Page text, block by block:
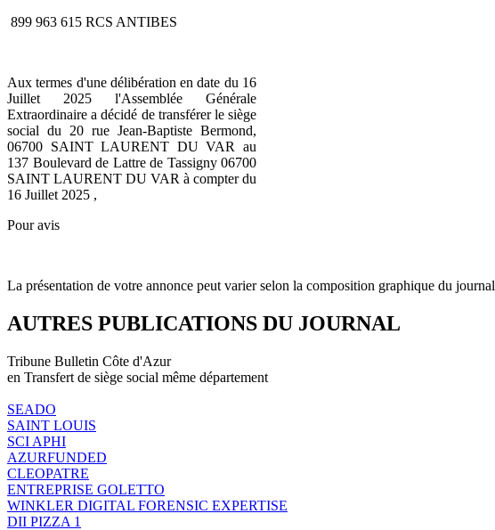
899 963 615 RCS ANTIBES
Aux termes d'une délibération en date du 16
Juillet 2025 l'Assemblée Générale
Extraordinaire a décidé de transférer le siège
social du 20 rue Jean-Baptiste Bermond,
06700 SAINT LAURENT DU VAR au
137 Boulevard de Lattre de Tassigny 06700
SAINT LAURENT DU VAR à compter du
16 Juillet 2025 ,
Pour avis
La présentation de votre annonce peut varier selon la composition graphique du journal
AUTRES PUBLICATIONS DU JOURNAL
Tribune Bulletin Côte d'Azur
en Transfert de siège social même département
SEADO
SAINT LOUIS
SCI APHI
AZURFUNDED
CLEOPATRE
ENTREPRISE GOLETTO
WINKLER DIGITAL FORENSIC EXPERTISE
DII PIZZA 1